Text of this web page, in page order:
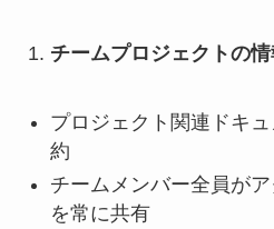
チームプロジェクトの
プロジェクト関連ドキ
約
チームメンバー全員が
を常に共有